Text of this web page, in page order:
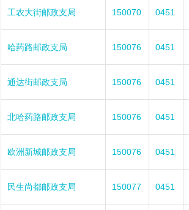
工农大街邮政支局 150070 0451
哈药路邮政支局 150076 0451
通达街邮政支局 150076 0451
北哈药路邮政支局 150076 0451
欧洲新城邮政支局 150076 0451
民生尚都邮政支局 150077 0451